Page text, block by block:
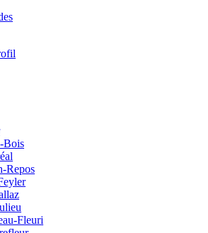
Bois
Repos
Fleuri